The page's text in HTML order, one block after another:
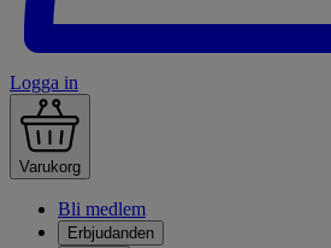
Logga in
Varukorg
Bli medlem
Erbjudanden